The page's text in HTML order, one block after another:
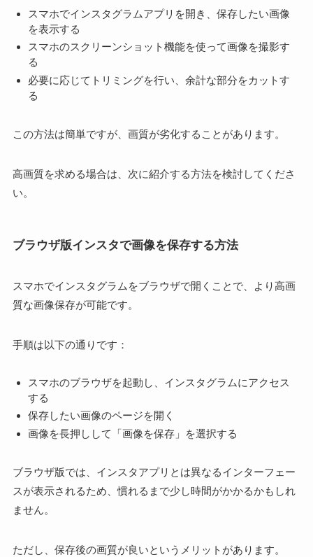
スマホでインスタグラムアプリを開き、保存したい画像
を表示する
スマホのスクリーンショット機能を使って画像を撮影す
る
必要に応じてトリミングを行い、余計な部分をカットす
る
この方法は簡単ですが、画質が劣化することがあります。
高画質を求める場合は、次に紹介する方法を検討してくださ
い。
ブラウザ版インスタで画像を保存する方法
スマホでインスタグラムをブラウザで開くことで、より高画
質な画像保存が可能です。
手順は以下の通りです：
スマホのブラウザを起動し、インスタグラムにアクセス
する
保存したい画像のページを開く
画像を長押しして「画像を保存」を選択する
ブラウザ版では、インスタアプリとは異なるインターフェー
スが表示されるため、慣れるまで少し時間がかかるかもしれ
ません。
ただし、保存後の画質が良いというメリットがあります。